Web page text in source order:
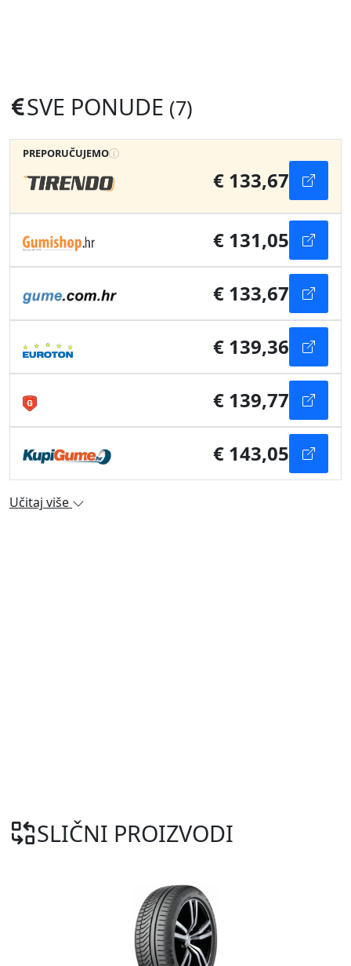
SVE PONUDE (7)
PREPORUČUJEMO
€ 133,67
€ 131,05
€ 133,67
€ 139,36
€ 139,77
€ 143,05
Učitaj više
SLIČNI PROIZVODI